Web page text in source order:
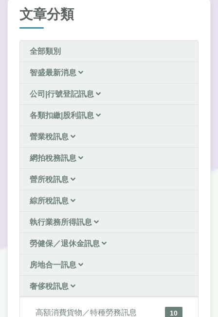
文章分類
全部類別
智盛最新消息
公司|行號登記訊息
各類扣繳|股利訊息
營業稅訊息
網拍稅務訊息
營所稅訊息
綜所稅訊息
執行業務所得訊息
勞健保／退休金訊息
房地合一訊息
奢侈稅訊息
高額消費貨物／特種勞務訊息 10